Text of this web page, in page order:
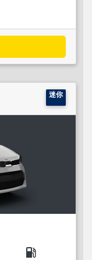
迷你
local_gas_station